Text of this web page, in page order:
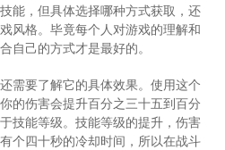
能，但具体选择哪种方式获取，还
风格。毕竟每个人对游戏的理解和
自己的方式才是最好的。
需要了解它的具体效果。使用这个
的伤害会提升百分之三十五到百分
技能等级。技能等级的提升，伤害
个四十秒的冷却时间，所以在战斗